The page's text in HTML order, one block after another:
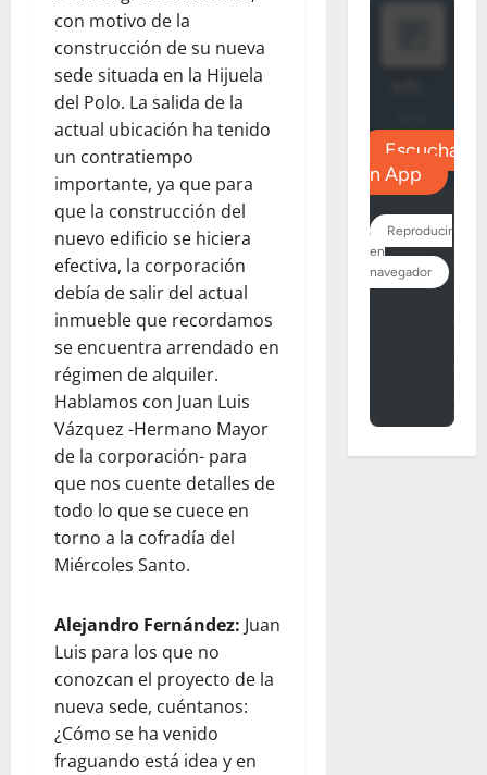
con motivo de la
construcción de su nueva
sede situada en la Hijuela
del Polo. La salida de la
actual ubicación ha tenido
un contratiempo
importante, ya que para
que la construcción del
nuevo edificio se hiciera
efectiva, la corporación
debía de salir del actual
inmueble que recordamos
se encuentra arrendado en
régimen de alquiler.
Hablamos con Juan Luis
Vázquez -Hermano Mayor
de la corporación- para
que nos cuente detalles de
todo lo que se cuece en
torno a la cofradía del
Miércoles Santo.
Alejandro Fernández: Juan
Luis para los que no
conozcan el proyecto de la
nueva sede, cuéntanos:
¿Cómo se ha venido
fraguando está idea y en